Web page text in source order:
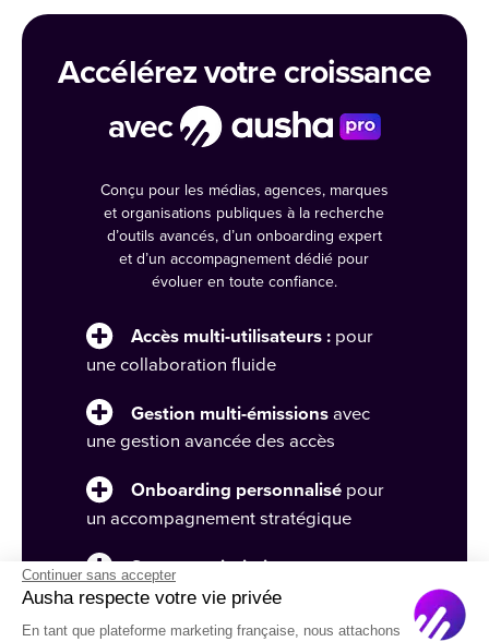
Accélérez votre croissance
avec
Conçu pour les médias, agences, marques
et organisations publiques à la recherche
d’outils avancés, d’un onboarding expert
et d’un accompagnement dédié pour
évoluer en toute confiance.
Accès multi-utilisateurs : pour
une collaboration fluide
Gestion multi-émissions avec
une gestion avancée des accès
Onboarding personnalisé pour
un accompagnement stratégique
Support prioritaireavec une
assistance dédiée par les experts
d’Ausha
Continuer sans accepter
Ausha respecte votre vie privée
En tant que plateforme marketing française, nous attachons